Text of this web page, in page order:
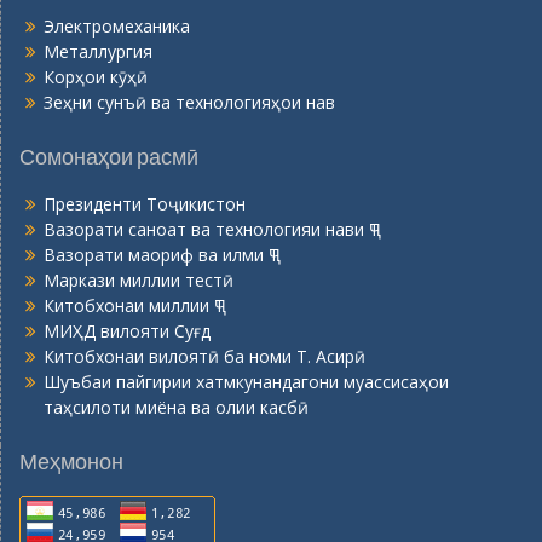
Электромеханика
Металлургия
Корҳои кӯҳӣ
Зеҳни сунъӣ ва технологияҳои нав
Сомонаҳои расмӣ
Президенти Тоҷикистон
Вазорати саноат ва технологияи нави ҶТ
Вазорати маориф ва илми ҶТ
Маркази миллии тестӣ
Китобхонаи миллии ҶТ
МИҲД вилояти Суғд
Китобхонаи вилоятӣ ба номи Т. Асирӣ
Шуъбаи пайгирии хатмкунандагони муассисаҳои
таҳсилоти миёна ва олии касбӣ
Меҳмонон